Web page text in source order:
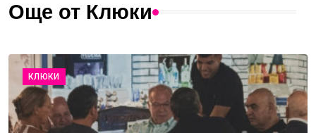
Още от Клюки
КЛЮКИ